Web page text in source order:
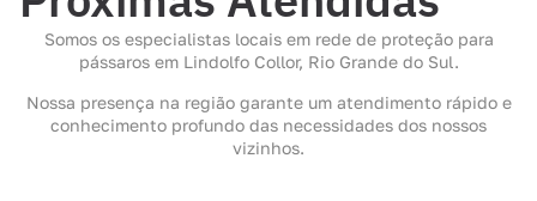
Somos os especialistas locais em rede de proteção para
pássaros em Lindolfo Collor, Rio Grande do Sul.
Nossa presença na região garante um atendimento rápido e
conhecimento profundo das necessidades dos nossos
vizinhos.